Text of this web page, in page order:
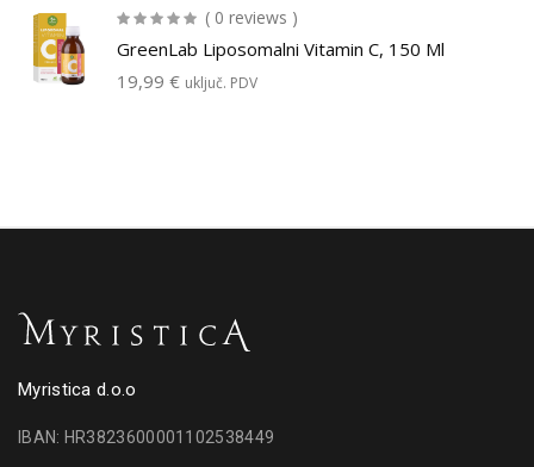
( 0 reviews )
GreenLab Liposomalni Vitamin C, 150 Ml
19,99 € uključ. PDV
Myristica d.o.o
IBAN: HR3823600001102538449